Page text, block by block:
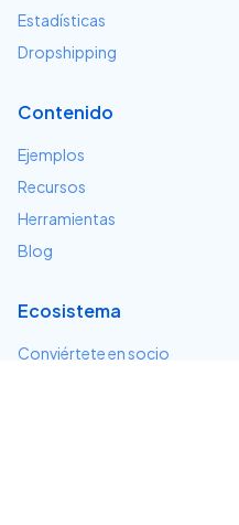
Estadísticas
Dropshipping
Contenido
Ejemplos
Recursos
Herramientas
Blog
Ecosistema
Conviértete en socio